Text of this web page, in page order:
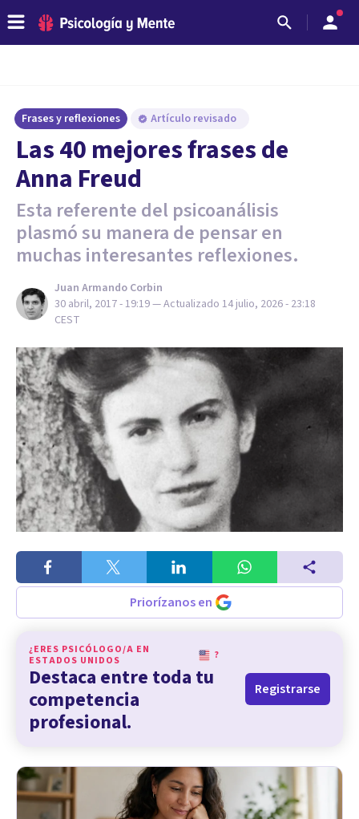
Frases y reflexiones Artículo revisado
Las 40 mejores frases de
Anna Freud
Esta referente del psicoanálisis
plasmó su manera de pensar en
muchas interesantes reflexiones.
Juan Armando Corbin
30 abril, 2017 - 19:19— Actualizado 14 julio, 2026 - 23:18
CEST
Priorízanos en
¿ERES PSICÓLOGO/A EN
ESTADOS UNIDOS
?
Destaca entre toda tu
competencia
profesional.
Registrarse